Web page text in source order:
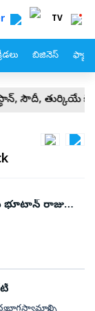
TV
బిజినెస్
సౌదీ, తుర్కియే కీలక
భూటాన్ రాజు